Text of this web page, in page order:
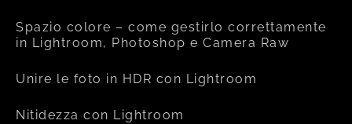
Spazio colore – come gestirlo correttamente
in Lightroom, Photoshop e Camera Raw
Unire le foto in HDR con Lightroom
Nitidezza con Lightroom